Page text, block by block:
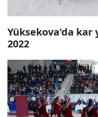
Yüksekova'da kar
2022